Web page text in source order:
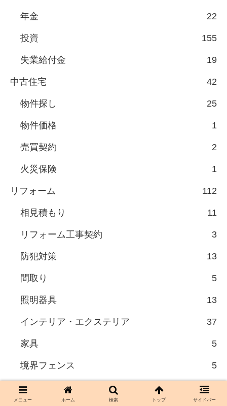
年金 22
投資 155
失業給付金 19
中古住宅 42
物件探し 25
物件価格 1
売買契約 2
火災保険 1
リフォーム 112
相見積もり 11
リフォーム工事契約 3
防犯対策 13
間取り 5
照明器具 13
インテリア・エクステリア 37
家具 5
境界フェンス 5
メニュー ホーム 検索 トップ サイドバー